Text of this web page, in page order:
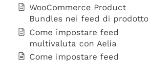
WooCommerce Product
Bundles nei feed di prodotto
Come impostare feed
multivaluta con Aelia
Come impostare feed